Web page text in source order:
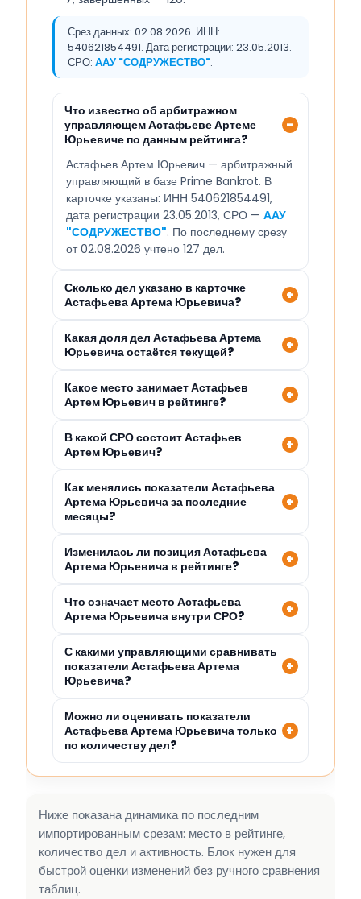
Срез данных: 02.08.2026. ИНН:
540621854491. Дата регистрации: 23.05.2013.
СРО: ААУ "СОДРУЖЕСТВО".
Что известно об арбитражном
управляющем Астафьеве Артеме
Юрьевиче по данным рейтинга?
Астафьев Артем Юрьевич — арбитражный
управляющий в базе Prime Bankrot. В
карточке указаны: ИНН 540621854491,
дата регистрации 23.05.2013, СРО — ААУ
"СОДРУЖЕСТВО". По последнему срезу
от 02.08.2026 учтено 127 дел.
Сколько дел указано в карточке
Астафьева Артема Юрьевича?
Какая доля дел Астафьева Артема
Юрьевича остаётся текущей?
Какое место занимает Астафьев
Артем Юрьевич в рейтинге?
В какой СРО состоит Астафьев
Артем Юрьевич?
Как менялись показатели Астафьева
Артема Юрьевича за последние
месяцы?
Изменилась ли позиция Астафьева
Артема Юрьевича в рейтинге?
Что означает место Астафьева
Артема Юрьевича внутри СРО?
С какими управляющими сравнивать
показатели Астафьева Артема
Юрьевича?
Можно ли оценивать показатели
Астафьева Артема Юрьевича только
по количеству дел?
Ниже показана динамика по последним
импортированным срезам: место в рейтинге,
количество дел и активность. Блок нужен для
быстрой оценки изменений без ручного сравнения
таблиц.